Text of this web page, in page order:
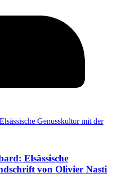
Elsässische
von Olivier Nasti